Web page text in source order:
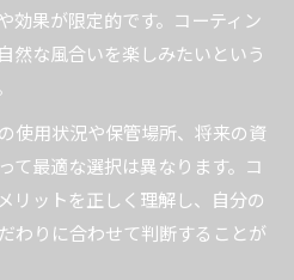
効果が限定的です。コーティン
然な風合いを楽しみたいという
使用状況や保管場所、将来の資
て最適な選択は異なります。コ
リットを正しく理解し、自分の
わりに合わせて判断することが